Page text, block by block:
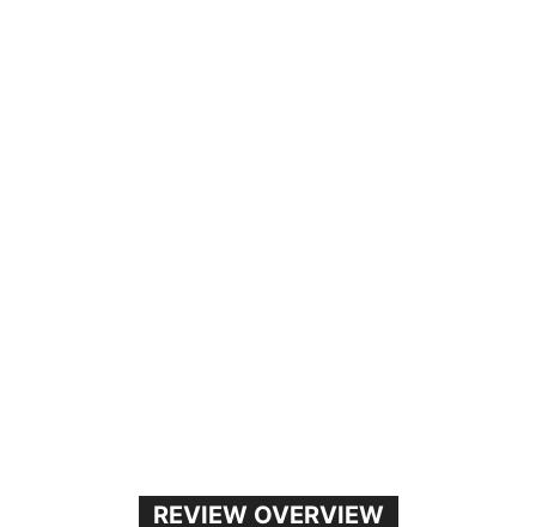
REVIEW OVERVIEW